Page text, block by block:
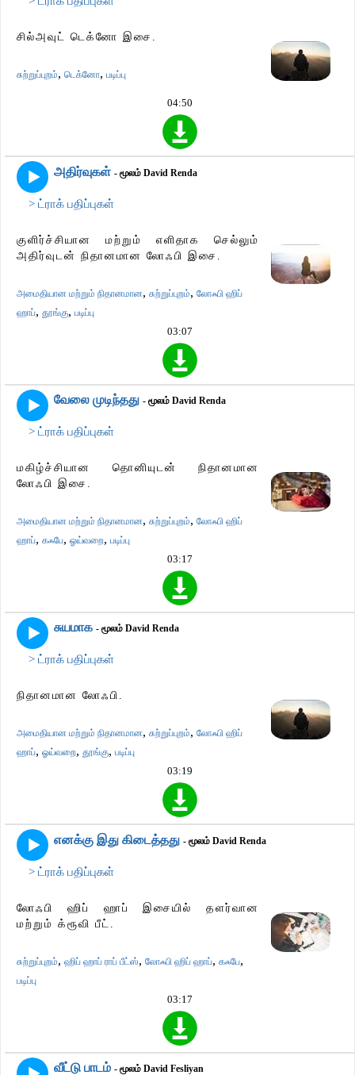
சில்அவுட் டெக்னோ இசை.
சுற்றுப்புறம், டெக்னோ, படிப்பு
04:50
அதிர்வுகள் - மூலம் David Renda
> ட்ராக் பதிப்புகள்
குளிர்ச்சியான மற்றும் எளிதாக செல்லும்
அதிர்வுடன் நிதானமான லோஃபி இசை.
அமைதியான மற்றும் நிதானமான, சுற்றுப்புறம், லோஃபி ஹிப்
ஹாப், தூங்கு, படிப்பு
03:07
வேலை முடிந்தது - மூலம் David Renda
> ட்ராக் பதிப்புகள்
மகிழ்ச்சியான தொனியுடன் நிதானமான
லோஃபி இசை.
அமைதியான மற்றும் நிதானமான, சுற்றுப்புறம், லோஃபி ஹிப்
ஹாப், கஃபே, ஓய்வறை, படிப்பு
03:17
சுயமாக - மூலம் David Renda
> ட்ராக் பதிப்புகள்
நிதானமான லோஃபி.
அமைதியான மற்றும் நிதானமான, சுற்றுப்புறம், லோஃபி ஹிப்
ஹாப், ஓய்வறை, தூங்கு, படிப்பு
03:19
எனக்கு இது கிடைத்தது - மூலம் David Renda
> ட்ராக் பதிப்புகள்
லோஃபி ஹிப் ஹாப் இசையில் தளர்வான
மற்றும் க்ரூவி பீட்.
சுற்றுப்புறம், ஹிப் ஹாப் ராப் பீட்ஸ், லோஃபி ஹிப் ஹாப், கஃபே,
படிப்பு
03:17
வீட்டு பாடம் - மூலம் David Fesliyan